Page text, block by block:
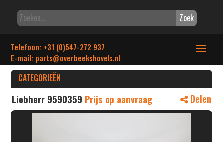
Zoek
Telefoon: +31 (0)547-272 937
E-mail: parts@overbeekshovels.nl
CATEGORIEËN
Liebherr 9590359 Prijs op aanvraag Delen